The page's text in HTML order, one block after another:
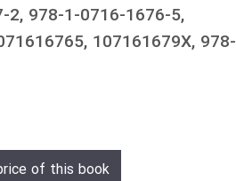
2, 978-1-0716-1676-5,
107161679X, 978-
of this book